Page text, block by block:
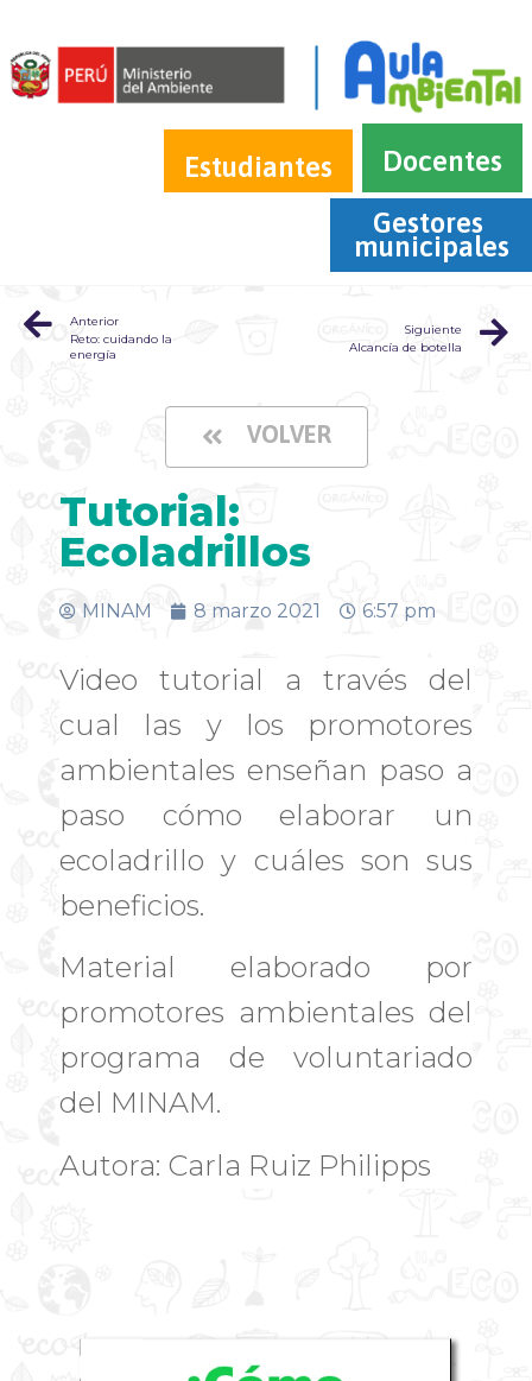
Estudiantes
Docentes
Gestores
municipales
Anterior
Reto: cuidando la
energía
Siguiente
Alcancía de botella
VOLVER
Tutorial:
Ecoladrillos
MINAM 8 marzo 2021 6:57 pm
Video tutorial a través del
cual las y los promotores
ambientales enseñan paso a
paso cómo elaborar un
ecoladrillo y cuáles son sus
beneficios.
Material elaborado por
promotores ambientales del
programa de voluntariado
del MINAM.
Autora: Carla Ruiz Philipps